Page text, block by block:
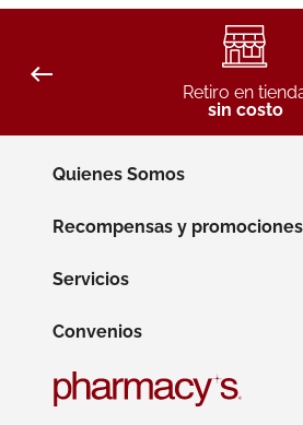
Retiro en
sin costo
Quienes Somos
Recompensas y promociones
Servicios
Convenios